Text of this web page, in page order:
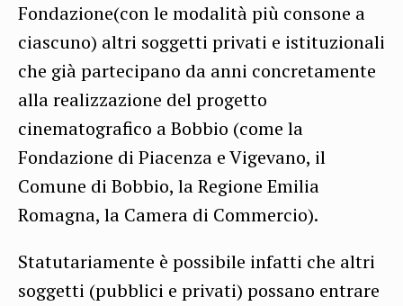
Fondazione(con le modalità più consone a
ciascuno) altri soggetti privati e istituzionali
che già partecipano da anni concretamente
alla realizzazione del progetto
cinematografico a Bobbio (come la
Fondazione di Piacenza e Vigevano, il
Comune di Bobbio, la Regione Emilia
Romagna, la Camera di Commercio).
Statutariamente è possibile infatti che altri
soggetti (pubblici e privati) possano entrare